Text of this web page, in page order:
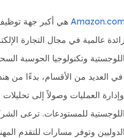
هي أكبر جهة
عالمية في مجال التجارة
وتكنولوجيا الحوسبة
في العديد من الأقسام، بدءًا من
العمليات وصولاً إلى تحليلات
للمستودعات. ترعى
وتوفر مسارات للتقدم